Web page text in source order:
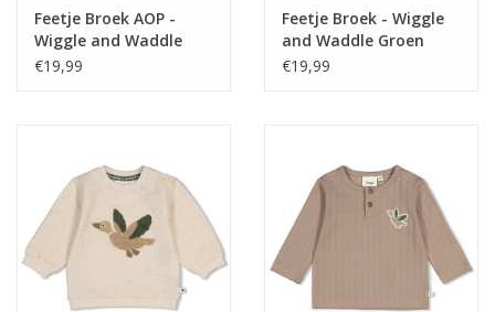
Feetje Broek AOP -
Wiggle and Waddle
Offwhite melange
€19,99
Feetje Broek - Wiggle
and Waddle Groen
€19,99